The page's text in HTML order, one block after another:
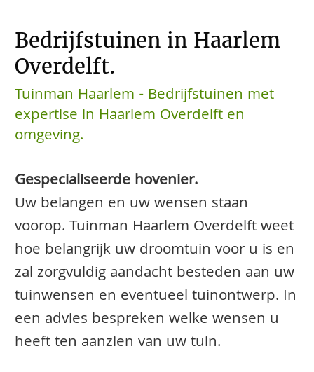
Bedrijfstuinen in Haarlem
Overdelft.
Tuinman Haarlem - Bedrijfstuinen met
expertise in Haarlem Overdelft en
omgeving.
Gespecialiseerde hovenier.
Uw belangen en uw wensen staan
voorop. Tuinman Haarlem Overdelft weet
hoe belangrijk uw droomtuin voor u is en
zal zorgvuldig aandacht besteden aan uw
tuinwensen en eventueel tuinontwerp. In
een advies bespreken welke wensen u
heeft ten aanzien van uw tuin.